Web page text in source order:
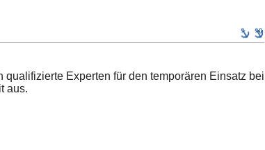
Experten für den temporären Einsatz bei
aus.